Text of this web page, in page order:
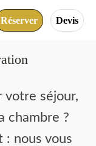
Réserver Devis
votre séjour,
chambre ?
: nous vous